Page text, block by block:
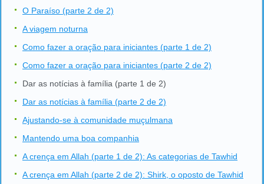
O Paraíso (parte 2 de 2)
A viagem noturna
Como fazer a oração para iniciantes (parte 1 de 2)
Como fazer a oração para iniciantes (parte 2 de 2)
Dar as notícias à família (parte 1 de 2)
Dar as notícias à família (parte 2 de 2)
Ajustando-se à comunidade muçulmana
Mantendo uma boa companhia
A crença em Allah (parte 1 de 2): As categorias de Tawhid
A crença em Allah (parte 2 de 2): Shirk, o oposto de Tawhid